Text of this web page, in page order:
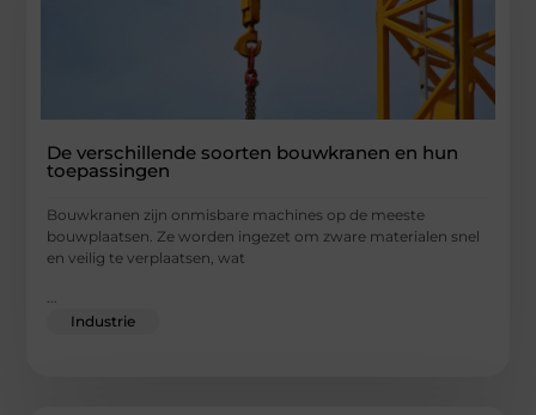
De verschillende soorten bouwkranen en hun
toepassingen
Bouwkranen zijn onmisbare machines op de meeste
bouwplaatsen. Ze worden ingezet om zware materialen snel
en veilig te verplaatsen, wat
Industrie